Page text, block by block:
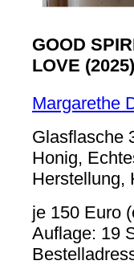
GOOD
LOVE (2025)
Margarethe
Glasflasche
Honig,
Herstellung,
je 150 Euro
Auflage: 19